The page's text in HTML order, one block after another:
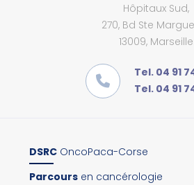
Hôpitaux Sud,
270, Bd Ste
13009, Marseille
Tel. 04 91
Tel. 04 91
DSRC OncoPaca-Corse
Parcours en cancérologie